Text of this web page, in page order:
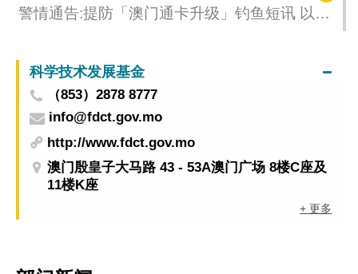
警情通告:提防「澳门通卡升级」钓鱼短讯 以免
科学技术发展基金
（853）2878 8777
info@fdct.gov.mo
http://www.fdct.gov.mo
澳门殷皇子大马路 43 - 53A澳门广场 8楼C座及
11楼K座
+ 更多